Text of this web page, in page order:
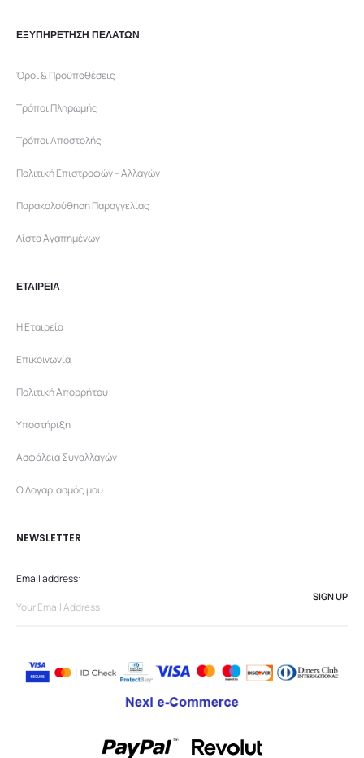
ΕΞΥΠΗΡΕΤΗΣΗ ΠΕΛΑΤΩΝ
Όροι & Προϋποθέσεις
Τρόποι Πληρωμής
Τρόποι Αποστολής
Πολιτική Επιστροφών – Αλλαγών
Παρακολούθηση Παραγγελίας
Λίστα Αγαπημένων
ΕΤΑΙΡΕΙΑ
Η Εταιρεία
Επικοινωνία
Πολιτική Απορρήτου
Υποστήριξη
Ασφάλεια Συναλλαγών
Ο Λογαριασμός μου
NEWSLETTER
Email address: